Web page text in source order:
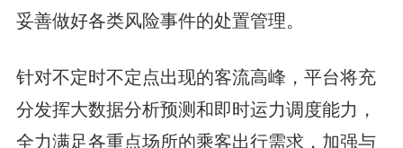
妥善做好各类风险事件的处置管理。
针对不定时不定点出现的客流高峰，平台将充
分发挥大数据分析预测和即时运力调度能力，
全力满足各重点场所的乘客出行需求，加强与